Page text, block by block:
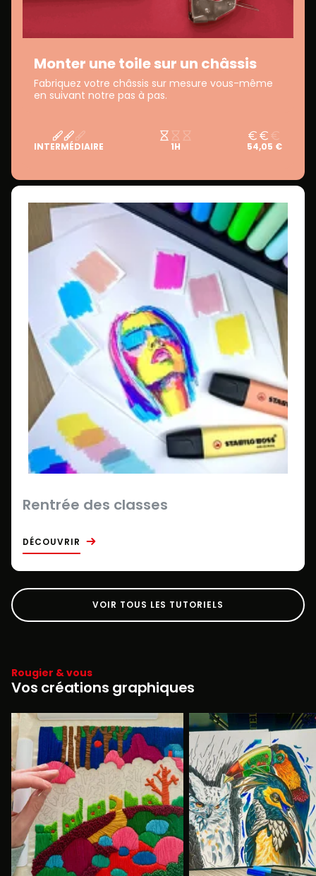
Monter une toile sur un châssis
Fabriquez votre châssis sur mesure vous-même
en suivant notre pas à pas.
INTERMÉDIAIRE 1H 54,05 €
Rentrée des classes
DÉCOUVRIR
VOIR TOUS LES TUTORIELS
Rougier & vous
Vos créations graphiques